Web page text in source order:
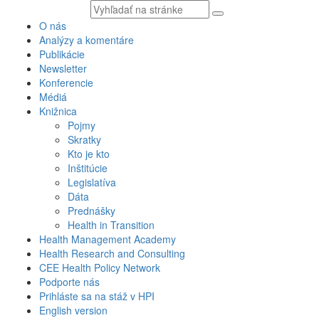
Vyhľadávaný
text
O nás
Analýzy a komentáre
Publikácie
Newsletter
Konferencie
Médiá
Knižnica
Pojmy
Skratky
Kto je kto
Inštitúcie
Legislatíva
Dáta
Prednášky
Health in Transition
Health Management Academy
Health Research and Consulting
CEE Health Policy Network
Podporte nás
Prihláste sa na stáž v HPI
English version